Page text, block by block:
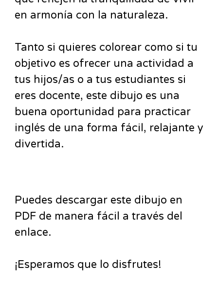
en armonía con la naturaleza.
Tanto si quieres colorear como si tu
objetivo es ofrecer una actividad a
tus hijos/as o a tus estudiantes si
eres docente, este dibujo es una
buena oportunidad para practicar
inglés de una forma fácil, relajante y
divertida.
Puedes descargar este dibujo en
PDF de manera fácil a través del
enlace.
¡Esperamos que lo disfrutes!